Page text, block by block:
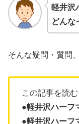
軽井沢
どんな
そんな疑問・質問
この記事を読む
●軽井沢ハーフ
●軽井沢ハーフ